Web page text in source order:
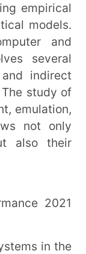
empirical
models.
and
several
indirect
study of
emulation,
not only
also their
2021
in the